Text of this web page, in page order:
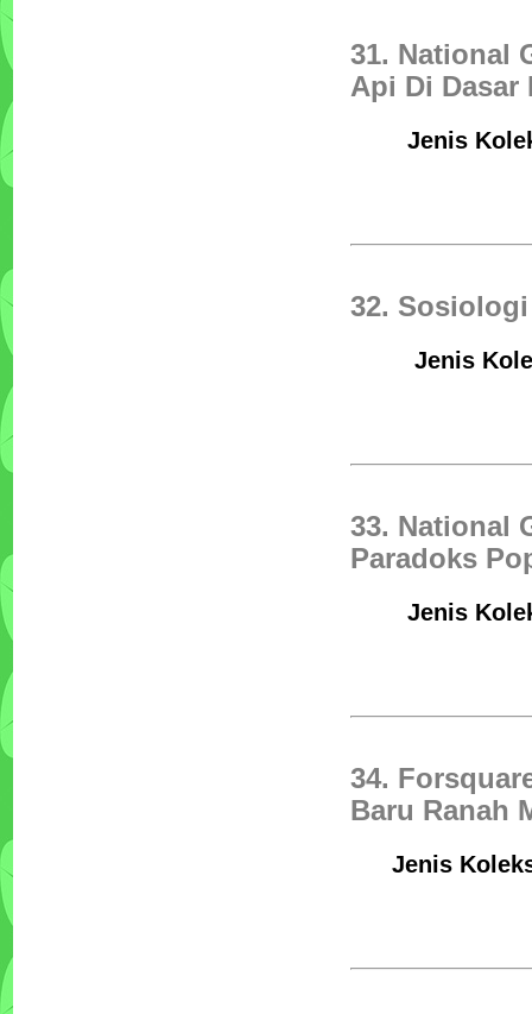
31. National
Api Di Dasar
Jenis
32.
Jenis
33. National
Paradoks
Jenis
34.
Baru Ranah
Jenis